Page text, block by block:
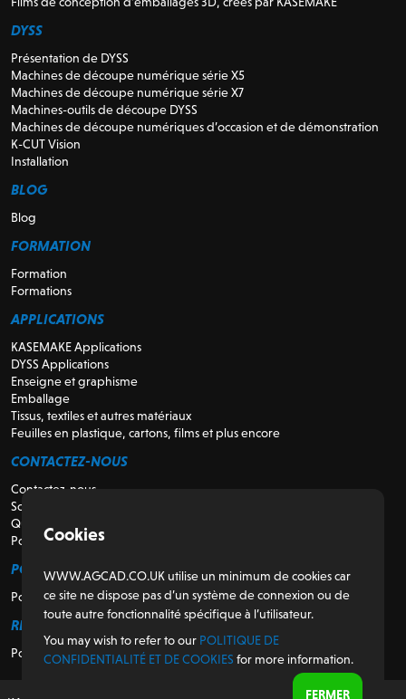
DYSS
Présentation de DYSS
Machines de découpe numérique série X5
Machines de découpe numérique série X7
Machines-outils de découpe DYSS
Machines de découpe numériques d’occasion et de démonstration
K-CUT Vision
Installation
BLOG
Blog
FORMATION
Formation
Formations
APPLICATIONS
KASEMAKE Applications
DYSS Applications
Enseigne et graphisme
Emballage
Tissus, textiles et autres matériaux
Feuilles en plastique, cartons, films et plus encore
CONTACTEZ-NOUS
Contactez-nous
Soutien
Qui sommes-nous
Pour les revendeurs
POUR LES CLIENTS
Portail client
RÉGULATEUR
Politique de confidentialité et de cookies
Cookies
WWW.AGCAD.CO.UK utilise un minimum de cookies car
ce site ne dispose pas d’un système de connexion ou de
toute autre fonctionnalité spécifique à l’utilisateur.
You may wish to refer to our POLITIQUE DE
CONFIDENTIALITÉ ET DE COOKIES for more information.
FERMER